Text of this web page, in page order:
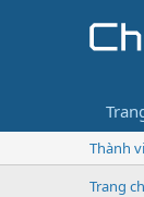
Thành
Trang